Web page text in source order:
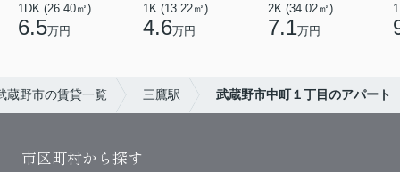
1DK (26.40㎡)
6.5万円
1K (13.22㎡)
4.6万円
2K (34.02㎡)
7.1万円
蔵野市の賃貸一覧 三鷹駅 武蔵野市中町１丁目のアパート
市区町村から探す